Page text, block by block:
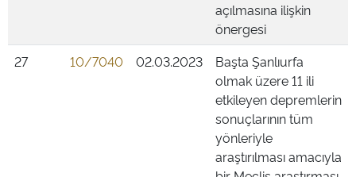
açılmasına ilişkin
önergesi
27
10/7040 02.03.2023
Başta Şanlıurfa
olmak üzere 11 ili
etkileyen depremlerin
sonuçlarının tüm
yönleriyle
araştırılması amacıyla